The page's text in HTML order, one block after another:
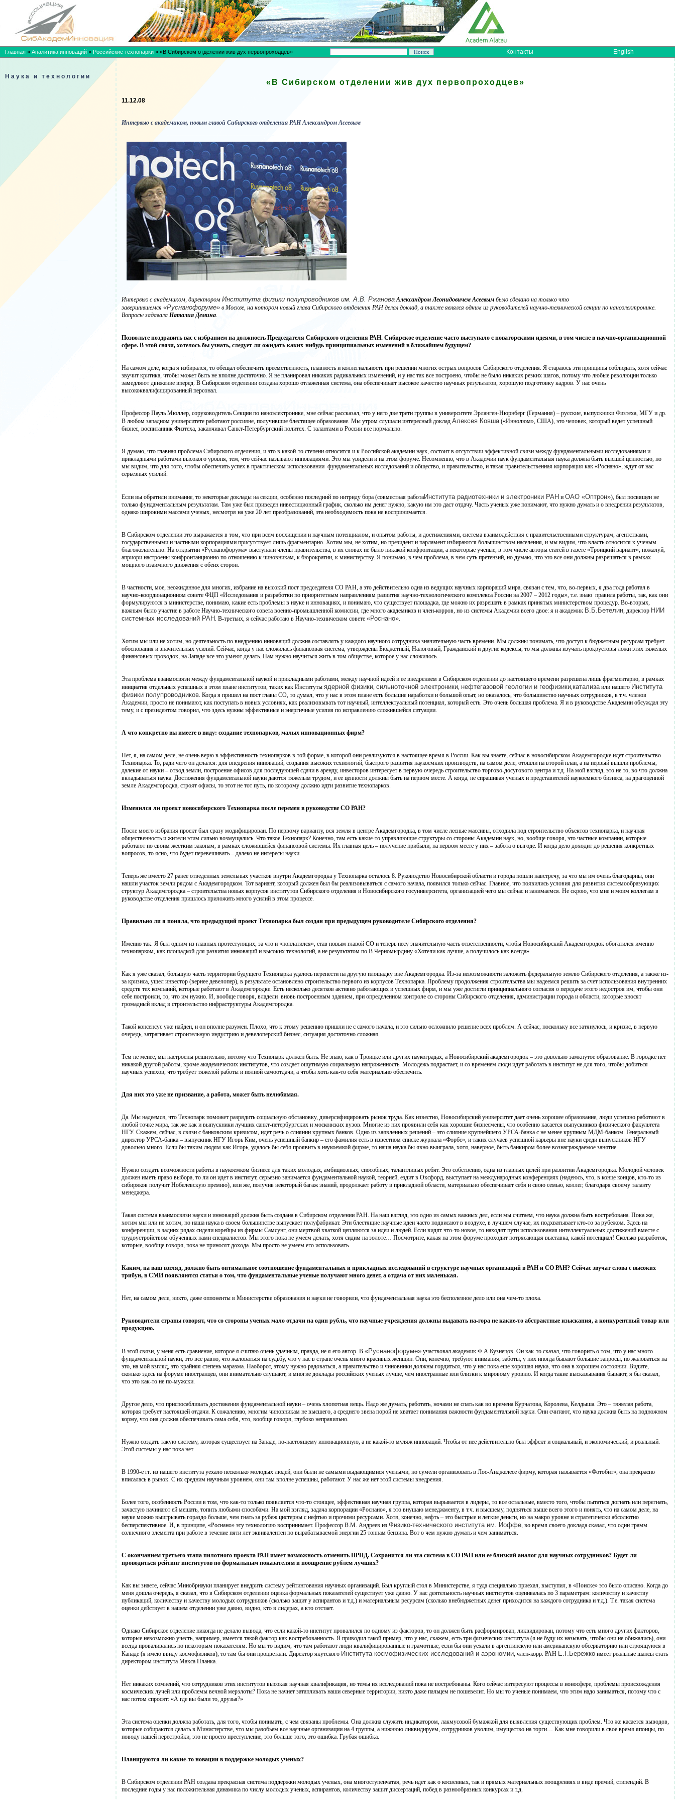
Главная » Аналитика инноваций » Российские технопарки » «В Сибирском отделении жив дух первопроходцев» Контакты English
Наука и технологии
«В Сибирском отделении жив дух первопроходцев»
11.12.08
Интервью с академиком, новым главой Сибирского отделения РАН Александром Асеевым
Интервью с академиком, директором Института физики полупроводников им. А.В. Ржанова Александром Леонидовичем Асеевым было сделано на только что
завершившемся «Руснанофоруме» в Москве, на котором новый глава Сибирского отделения РАН делал доклад, а также являлся одним из руководителей научно-технической секции по наноэлектронике.
Вопросы задавала Наталия Демина.
Позвольте поздравить вас с избранием на должность Председателя Сибирского отделения РАН. Сибирское отделение часто выступало с новаторскими идеями, в том числе в научно-организационной
сфере. В этой связи, хотелось бы узнать, следует ли ожидать каких-нибудь принципиальных изменений в ближайшем будущем?
На самом деле, когда я избирался, то обещал обеспечить преемственность, плавность и коллегиальность при решении многих острых вопросов Сибирского отделения. Я стараюсь эти принципы соблюдать, хотя сейчас
звучит критика, чтобы может быть не вполне достаточно. Я не планировал никаких радикальных изменений, и у нас так все построено, чтобы не было никаких резких шагов, потому что любые революции только
замедляют движение вперед. В Сибирском отделении создана хорошо отлаженная система, она обеспечивает высокое качество научных результатов, хорошую подготовку кадров. У нас очень
высококвалифицированный персонал.
Профессор Пауль Мюллер, соруководитель Секции по наноэлектронике, мне сейчас рассказал, что у него две трети группы в университете Эрланген-Нюрнберг (Германия) – русские, выпускники Физтеха, МГУ и др.
В любом западном университете работают россияне, получившие блестящее образование. Мы утром слушали интересный доклад Алексея Ковша («Иннолюм», США), это человек, который ведет успешный
бизнес, воспитанник Физтеха, заканчивал Санкт-Петербургский политех. С талантами в России все нормально.
Я думаю, что главная проблема Сибирского отделения, и это в какой-то степени относится и к Российской академии наук, состоит в отсутствии эффективной связи между фундаментальными исследованиями и
прикладными работами высокого уровня, тем, что сейчас называют инновациями. Это мы увидели и на этом форуме. Несомненно, что в Академии наук фундаментальная наука должна быть высшей ценностью, но
мы видим, что для того, чтобы обеспечить успех в практическом использовании фундаментальных исследований и общество, и правительство, и такая правительственная корпорация как «Роснано», ждут от нас
серьезных усилий.
Если вы обратили внимание, то некоторые доклады на секции, особенно последний по нитриду бора (совместная работаИнститута радиотехники и электроники РАН и ОАО «Оптрон»), был посвящен не
только фундаментальным результатам. Там уже был приведен инвестиционный график, сколько им денег нужно, какую им это даст отдачу. Часть ученых уже понимают, что нужно думать и о внедрении результатов,
однако широкими массами ученых, несмотря на уже 20 лет преобразований, эта необходимость пока не воспринимается.
В Сибирском отделении это выражается в том, что при всем восхищении и научным потенциалом, и опытом работы, и достижениями, система взаимодействия с правительственными структурам, агентствами,
государственными и частными корпорациями присутствует лишь фрагментарно. Хотим мы, не хотим, но президент и парламент избираются большинством населения, и мы видим, что власть относится к ученым
благожелательно. На открытии «Руснанофорума» выступали члены правительства, в их словах не было никакой конфронтации, а некоторые ученые, в том числе авторы статей в газете «Троицкий вариант», пожалуй,
априори настроены конфронтанционно по отношению к чиновникам, к бюрократии, к министерству. Я понимаю, в чем проблема, в чем суть претензий, но думаю, что это все они должны разрешаться в рамках
мощного взаимного движения с обеих сторон.
В частности, мое, неожиданное для многих, избрание на высокий пост председателя СО РАН, а это действительно одна из ведущих научных корпораций мира, связан с тем, что, во-первых, я два года работал в
научно-координационном совете ФЦП «Исследования и разработки по приоритетным направлениям развития научно-технологического комплекса России на 2007 – 2012 годы», т.е. знаю правила работы, так, как они
формулируются в министерстве, понимаю, какие есть проблемы в науке и инновациях, и понимаю, что существует площадка, где можно их разрешать в рамках принятых министерством процедур. Во-вторых,
важным было участие в работе Научно-технического совета военно-промышленной комиссии, где много академиков и член-корров, но из системы Академии всего двое: я и академик В.Б.Бетелин, директор НИИ
системных исследований РАН . В-третьих, я сейчас работаю в Научно-техническом совете «Роснано».
Хотим мы или не хотим, но деятельность по внедрению инноваций должна составлять у каждого научного сотрудника значительную часть времени. Мы должны понимать, что доступ к бюджетным ресурсам требует
обоснования и значительных усилий. Сейчас, когда у нас сложилась финансовая система, утверждены Бюджетный, Налоговый, Гражданский и другие кодексы, то мы должны изучать прокрустовы ложи этих тяжелых
финансовых проводок, на Западе все это умеют делать. Нам нужно научиться жить в том обществе, которое у нас сложилось.
Эта проблема взаимосвязи между фундаментальной наукой и прикладными работами, между научной идеей и ее внедрением в Сибирском отделении до настоящего времени разрешена лишь фрагментарно, в рамках
инициатив отдельных успешных в этом плане институтов, таких как Институты ядерной физики, сильноточной электроники, нефтегазовой геологии и геофизики,катализа или нашего Института
физики полупроводников. Когда я пришел на пост главы СО, то думал, что у нас в этом плане есть большие наработки и большой опыт, но оказалось, что большинство научных сотрудников, в т.ч. членов
Академии, просто не понимают, как поступать в новых условиях, как реализовывать тот научный, интеллектуальный потенциал, который есть. Это очень большая проблема. Я и в руководстве Академии обсуждал эту
тему, и с президентом говорил, что здесь нужны эффективные и энергичные усилия по исправлению сложившейся ситуации.
А что конкретно вы имеете в виду: создание технопарков, малых инновационных фирм?
Нет, я, на самом деле, не очень верю в эффективность технопарков в той форме, в которой они реализуются в настоящее время в России. Как вы знаете, сейчас в новосибирском Академгородке идет строительство
Технопарка. То, ради чего он делался: для внедрения инноваций, создания высоких технологий, быстрого развития наукоемких производств, на самом деле, отошли на второй план, а на первый вышли проблемы,
далекие от науки – отвод земли, построение офисов для последующей сдачи в аренду, инвесторов интересует в первую очередь строительство торгово-досугового центра и т.д. На мой взгляд, это не то, во что должна
вкладываться наука. Достижения фундаментальной науки даются тяжелым трудом, и ее ценности должны быть на первом месте. А когда, не спрашивая ученых и представителей наукоемкого бизнеса, на драгоценной
земле Академгородка, строят офисы, то этот не тот путь, по которому должно идти развитие технопарков.
Изменился ли проект новосибирского Технопарка после перемен в руководстве СО РАН?
После моего избрания проект был сразу модифицирован. По первому варианту, вся земля в центре Академгородка, в том числе лесные массивы, отходила под строительство объектов технопарка, и научная
общественность и жители этим сильно возмущались. Что такое Технопарк? Конечно, там есть какие-то управляющие структуры со стороны Академии наук, но, вообще говоря, это частные компании, которые
работают по своим жестким законам, в рамках сложившейся финансовой системы. Их главная цель – получение прибыли, на первом месте у них – забота о выгоде. И когда дело доходит до решения конкретных
вопросов, то ясно, что будет перевешивать – далеко не интересы науки.
Теперь же вместо 27 ранее отведенных земельных участков внутри Академгородка у Технопарка осталось 8. Руководство Новосибирской области и города пошли навстречу, за что мы им очень благодарны, они
нашли участок земли рядом с Академгородком. Тот вариант, который должен был бы реализовываться с самого начала, появился только сейчас. Главное, что появились условия для развития системообразующих
структур Академгородка – строительства новых корпусов институтов Сибирского отделения и Новосибирского госуниверситета, организацией чего мы сейчас и занимаемся. Не скрою, что мне и моим коллегам в
руководстве отделения пришлось приложить много усилий в этом процессе.
Правильно ли я поняла, что предыдущий проект Технопарка был создан при предыдущем руководителе Сибирского отделения?
Именно так. Я был одним из главных протестующих, за что и «поплатился», став новым главой СО и теперь несу значительную часть ответственности, чтобы Новосибирский Академгородок обогатился именно
технопарком, как площадкой для развития инноваций и высоких технологий, а не результатом по В.Черномырдину «Хотели как лучше, а получилось как всегда».
Как я уже сказал, большую часть территории будущего Технопарка удалось перенести на другую площадку вне Академгородка. Из-за невозможности заложить федеральную землю Сибирского отделения, а также из-
за кризиса, ушел инвестор (вернее девелопер), в результате остановлено строительство первого из корпусов Технопарка. Проблему продолжения строительства мы надеемся решить за счет использования внутренних
средств тех компаний, которые работают в Академгородке. Есть несколько десятков активно работающих и успешных фирм, и мы уже достигли принципиального согласия о передаче этого недостроя им, чтобы они
себе построили, то, что им нужно. И, вообще говоря, владели вновь построенным зданием, при определенном контроле со стороны Сибирского отделения, администрации города и области, которые вносят
громадный вклад в строительство инфраструктуры Академгородка.
Такой консенсус уже найден, и он вполне разумен. Плохо, что к этому решению пришли не с самого начала, и это сильно осложнило решение всех проблем. А сейчас, поскольку все затянулось, и кризис, в первую
очередь, затрагивает строительную индустрию и девелоперский бизнес, ситуация достаточно сложная.
Тем не менее, мы настроены решительно, потому что Технопарк должен быть. Не знаю, как в Троицке или других наукоградах, а Новосибирский академгородок – это довольно замкнутое образование. В городке нет
никакой другой работы, кроме академических институтов, что создает ощутимую социальную напряженность. Молодежь подрастает, и со временем люди идут работать в институт не для того, чтобы добиться
научных успехов, что требует тяжелой работы и полной самоотдачи, а чтобы хоть как-то себя материально обеспечить.
Для них это уже не призвание, а работа, может быть нелюбимая.
Да. Мы надеемся, что Технопарк поможет разрядить социальную обстановку, диверсифицировать рынок труда. Как известно, Новосибирский университет дает очень хорошее образование, люди успешно работают в
любой точке мира, так же как и выпускники лучших санкт-петербургских и московских вузов. Многие из них проявили себя как хорошие бизнесмены, что особенно касается выпускников физического факультета
НГУ. Скажем, сейчас, в связи с банковским кризисом, идет речь о слиянии крупных банков. Одно из заявленных решений – это слияние крупнейшего УРСА-банка с не менее крупным МДМ-банком. Генеральный
директор УРСА-банка – выпускник НГУ Игорь Ким, очень успешный банкир – его фамилия есть в известном списке журнала «Форбс», и таких случаев успешной карьеры вне науки среди выпускников НГУ
довольно много. Если бы таким людям как Игорь, удалось бы себя проявить в наукоемкой фирме, то наша наука бы явно выиграла, хотя, наверное, быть банкиром более вознаграждаемое занятие.
Нужно создать возможности работы в наукоемком бизнесе для таких молодых, амбициозных, способных, талантливых ребят. Это собственно, одна из главных целей при развитии Академгородка. Молодой человек
должен иметь право выбора, то ли он идет в институт, серьезно занимается фундаментальной наукой, теорией, ездит в Оксфорд, выступает на международных конференциях (надеюсь, что, в конце концов, кто-то из
сибиряков получит Нобелевскую премию), или же, получив некоторый багаж знаний, продолжает работу в прикладной области, материально обеспечивает себя и свою семью, коллег, благодаря своему таланту
менеджера.
Такая система взаимосвязи науки и инноваций должна быть создана в Сибирском отделении РАН. На наш взгляд, это одно из самых важных дел, если мы считаем, что наука должна быть востребована. Пока же,
хотим мы или не хотим, но наша наука в своем большинстве выпускает полуфабрикат. Эти блестящие научные идеи часто подвисают в воздухе, в лучшем случае, их подхватывает кто-то за рубежом. Здесь на
конференции, в задних рядах сидели корейцы из фирмы Самсунг, они мертвой хваткой цепляются за идеи и людей. Если видят что-то новое, то находят пути использования интеллектуальных достижений вместе с
трудоустройством обученных нами специалистов. Мы этого пока не умеем делать, хотя сидим на золоте… Посмотрите, какая на этом форуме проходит потрясающая выставка, какой потенциал! Сколько разработок,
которые, вообще говоря, пока не приносят дохода. Мы просто не умеем его использовать.
Каким, на ваш взгляд, должно быть оптимальное соотношение фундаментальных и прикладных исследований в структуре научных организаций в РАН и СО РАН? Сейчас звучат слова с высоких
трибун, в СМИ появляются статьи о том, что фундаментальные ученые получают много денег, а отдача от них маленькая.
Нет, на самом деле, никто, даже оппоненты в Министерстве образования и науки не говорили, что фундаментальная наука это бесполезное дело или она чем-то плоха.
Руководители страны говорят, что со стороны ученых мало отдачи на один рубль, что научные учреждения должны выдавать на-гора не какие-то абстрактные изыскания, а конкурентный товар или
продукцию.
В этой связи, у меня есть сравнение, которое я считаю очень удачным, правда, не я его автор. В «Руснанофоруме» участвовал академик Ф.А.Кузнецов. Он как-то сказал, что говорить о том, что у нас много
фундаментальной науки, это все равно, что жаловаться на судьбу, что у нас в стране очень много красивых женщин. Они, конечно, требуют внимания, заботы, у них иногда бывают большие запросы, но жаловаться на
это, на мой взгляд, это крайняя степень маразма. Наоборот, этому нужно радоваться, а правительство и чиновники должны гордиться, что у нас пока еще хорошая наука, что она в хорошем состоянии. Видите,
сколько здесь на форуме иностранцев, они внимательно слушают, и многие доклады российских ученых лучше, чем иностранные или близки к мировому уровню. И когда такие высказывания бывают, я бы сказал,
что это как-то не по-мужски.
Другое дело, что приспосабливать достижения фундаментальной науки – очень хлопотная вещь. Надо же думать, работать, ночами не спать как во времена Курчатова, Королева, Келдыша. Это – тяжелая работа,
которая требует настоящей отдачи. К сожалению, многим чиновникам не высшего, а среднего звена порой не хватает понимания важности фундаментальной науки. Они считают, что наука должна быть на подножном
корму, что она должна обеспечивать сама себя, что, вообще говоря, глубоко неправильно.
Нужно создать такую систему, которая существует на Западе, по-настоящему инновационную, а не какой-то муляж инноваций. Чтобы от нее действительно был эффект и социальный, и экономический, и реальный.
Этой системы у нас пока нет.
В 1990-е гг. из нашего института уехало несколько молодых людей, они были не самыми выдающимися учеными, но сумели организовать в Лос-Анджелесе фирму, которая называется «Фотобит», она прекрасно
вписалась в рынок. С их средним научным уровнем, они там вполне успешны, работают. У нас же нет этой системы внедрения.
Более того, особенность России в том, что как-то только появляется что-то стоящее, эффективная научная группа, которая вырывается в лидеры, то все остальные, вместо того, чтобы пытаться догнать или перегнать,
зачастую начинают ей мешать, топить любыми способами. На мой взгляд, задача корпорации «Роснано», я это внушаю менеджменту, в т.ч. и высшему, подняться выше всего этого и понять, что на самом деле, на
науке можно выигрывать гораздо больше, чем гнать за рубеж цистерны с нефтью и прочими ресурсами. Хотя, конечно, нефть – это быстрые и легкие деньги, но на макро уровне и стратегически абсолютно
бесперспективное. И, в принципе, «Роснано» эту технологию воспринимает. Профессор В.М. Андреев из Физико-технического института им. Иоффе, во время своего доклада сказал, что один грамм
солнечного элемента при работе в течение пяти лет эквивалентен по вырабатываемой энергии 25 тоннам бензина. Вот о чем нужно думать и чем заниматься.
С окончанием третьего этапа пилотного проекта РАН имеет возможность отменить ПРНД. Сохранится ли эта система в СО РАН или ее близкий аналог для научных сотрудников? Будет ли
проводиться рейтинг институтов по формальным показателям и поощрение рублем лучших?
Как вы знаете, сейчас Минобрнауки планирует внедрить систему рейтингования научных организаций. Был круглый стол в Министерстве, я туда специально приехал, выступил, в «Поиске» это было описано. Когда до
меня дошла очередь, я сказал, что в Сибирском отделении оценка формальных показателей существует уже давно. У нас деятельность научных институтов оценивалась по 3 параметрам: количеству и качеству
публикаций, количеству и качеству молодых сотрудников (сколько защит у аспирантов и т.д.) и материальным ресурсам (сколько внебюджетных денег приходится на каждого сотрудника и т.д.). Т.е. такая система
оценки действует в нашем отделении уже давно, видно, кто в лидерах, а кто отстает.
Однако Сибирское отделение никогда не делало вывода, что если какой-то институт провалился по одному из факторов, то он должен быть расформирован, ликвидирован, потому что есть много других факторов,
которые невозможно учесть, например, имеется такой фактор как востребованность. Я приводил такой пример, что у нас, скажем, есть три физических института (я не буду их называть, чтобы они не обижались), они
всегда проваливались по некоторым показателям. Но мы то видим, что там работают люди квалифицированные и грамотные, если бы они уехали в аргентинскую или американскую обсерваторию или строящуюся в
Канаде (я имею ввиду космофизиков), то там бы они процветали. Директор якутского Института космофизических исследований и аэрономии, член-корр. РАН Е.Г.Бережко имеет реальные шансы стать
директором института Макса Планка.
Нет никаких сомнений, что сотрудников этих институтов высокая научная квалификация, но темы их исследований пока не востребованы. Кого сейчас интересуют процессы в ионосфере, проблемы происхождения
космических лучей или проблемы вечной мерзлоты? Пока не начнет затапливать наши северные территории, никто даже пальцем не пошевелит. Но мы то ученые понимаем, что этим надо заниматься, потому что с
нас потом спросят: «А где вы были то, друзья?»
Эта система оценки должна работать, для того, чтобы понимать, с чем связаны проблемы. Она должна служить индикатором, лакмусовой бумажкой для выявления существующих проблем. Что же касается выводов,
которые собираются делать в Министерстве, что мы разобьем все научные организации на 4 группы, а нижнюю ликвидируем, сотрудников уволим, имущество на торги… Как мне говорили в свое время японцы, по
поводу нашей перестройки, это не просто преступление, это больше того, это ошибка. Грубая ошибка.
Планируются ли какие-то новации в поддержке молодых ученых?
В Сибирском отделении РАН создана прекрасная система поддержки молодых ученых, она многоступенчатая, речь идет как о косвенных, так и прямых материальных поощрениях в виде премий, стипендий. В
последние годы у нас положительная динамика по числу молодых ученых, аспирантов, количеству защит диссертаций, побед в разнообразных конкурсах и т.д.